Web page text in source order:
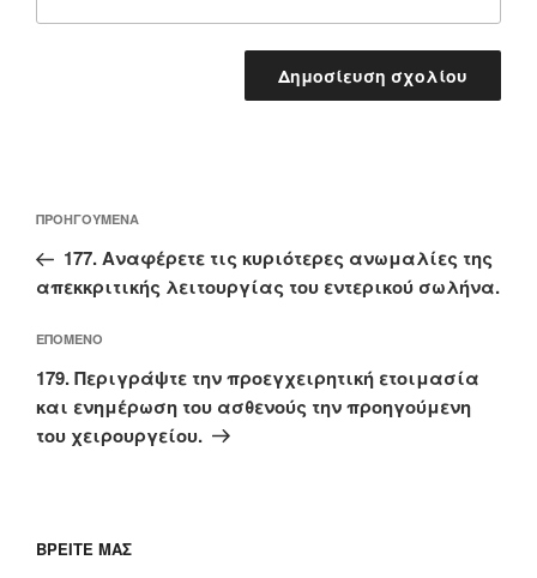
άρθρων
Προηγούμενο
άρθρο
ΠΡΟΗΓΟΎΜΕΝΑ
177. Aναφέρετε τις κυριότερες ανωμαλίες της
απεκκριτικής λειτουργίας του εντερικού σωλήνα.
Επόμενο
άρθρο
ΕΠΌΜΕΝΟ
179. Περιγράψτε την προεγχειρητική ετοιμασία
και ενημέρωση του ασθενούς την προηγούμενη
του χειρουργείου.
ΒΡΕΊΤΕ ΜΑΣ